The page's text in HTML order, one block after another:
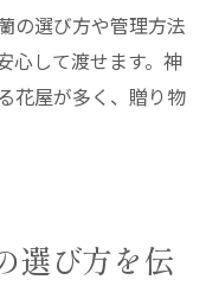
の選び方や管理方法
心して渡せます。神
花屋が多く、贈り物
選び方を伝